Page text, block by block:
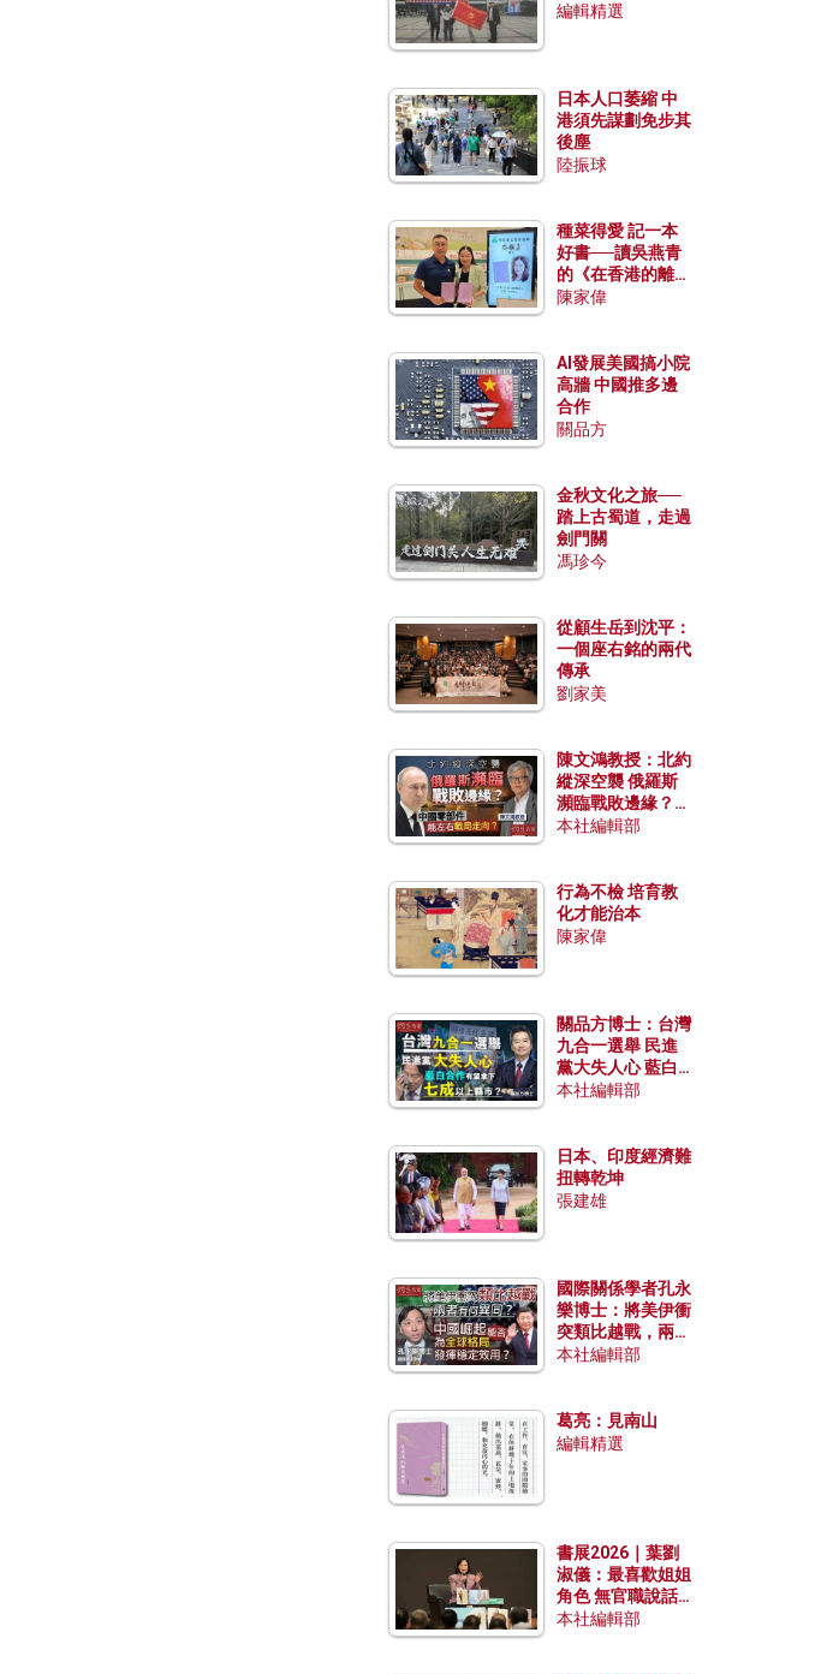
編輯精選
日本人口萎縮 中
港須先謀劃免步其
後塵
陸振球
種菜得愛 記一本
好書──讀吳燕青
的《在香港的離島
種菜》
陳家偉
AI發展美國搞小院
高牆 中國推多邊
合作
關品方
金秋文化之旅──
踏上古蜀道，走過
劍門關
馮珍今
從顧生岳到沈平：
一個座右銘的兩代
傳承
劉家美
陳文鴻教授：北約
縱深空襲 俄羅斯
瀕臨戰敗邊緣？中
國零部件能左右戰
本社編輯部
行為不檢 培育教
化才能治本
陳家偉
關品方博士：台灣
九合一選舉 民進
黨大失人心 藍白
合作有望拿下七成
本社編輯部
日本、印度經濟難
扭轉乾坤
張建雄
國際關係學者孔永
樂博士：將美伊衝
突類比越戰，兩者
有何異同？中國崛
本社編輯部
葛亮：見南山
編輯精選
書展2026｜葉劉
淑儀：最喜歡姐姐
角色 無官職說話
包袱少
本社編輯部